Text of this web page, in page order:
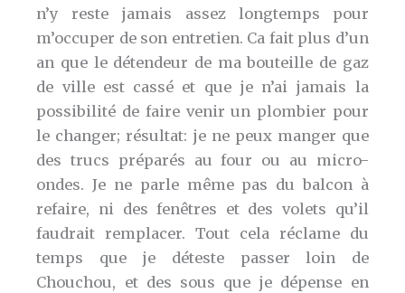
n’y reste jamais assez longtemps pour
m’occuper de son entretien. Ca fait plus d’un
an que le détendeur de ma bouteille de gaz
de ville est cassé et que je n’ai jamais la
possibilité de faire venir un plombier pour
le changer; résultat: je ne peux manger que
des trucs préparés au four ou au micro-
ondes. Je ne parle même pas du balcon à
refaire, ni des fenêtres et des volets qu’il
faudrait remplacer. Tout cela réclame du
temps que je déteste passer loin de
Chouchou, et des sous que je dépense en